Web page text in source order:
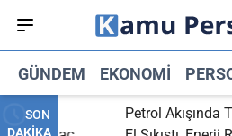
GÜNDEM EKONOMI
SON
DAKİKA
bitti,
Petrol Akışında